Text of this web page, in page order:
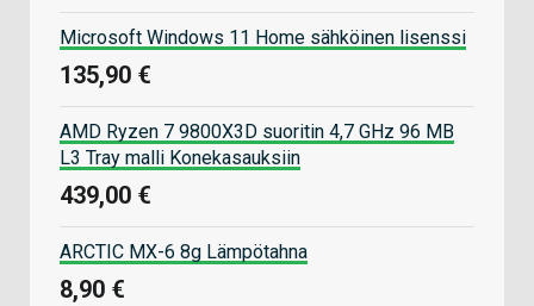
Microsoft Windows 11 Home sähköinen lisenssi
135,90 €
AMD Ryzen 7 9800X3D suoritin 4,7 GHz 96 MB
L3 Tray malli Konekasauksiin
439,00 €
ARCTIC MX-6 8g Lämpötahna
8,90 €